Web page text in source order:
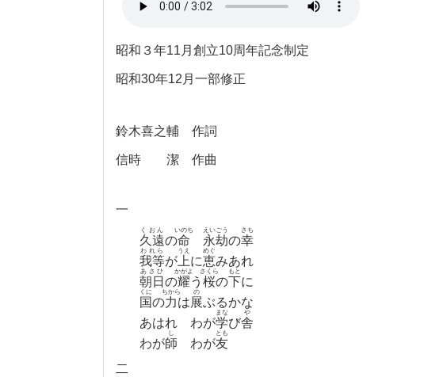
昭和３年11月創立10周年記念制定
昭和30年12月一部修正
鈴木喜之輔 作詞
信時 潔 作曲
一
久遠
くおん
の命
いのち
永劫
えいごう
の幸
さち
我等
われら
が 上
うえ
に恵
めぐ
みあれ
朝日
あさひ
の耀
かがよ
う 桜
さくら
の下
もと
に
国
くに
の力
ちから
は展
の
ぶるかな
あはれ わが学
まな
び舎
や
わが師
し
わが友
とも
二